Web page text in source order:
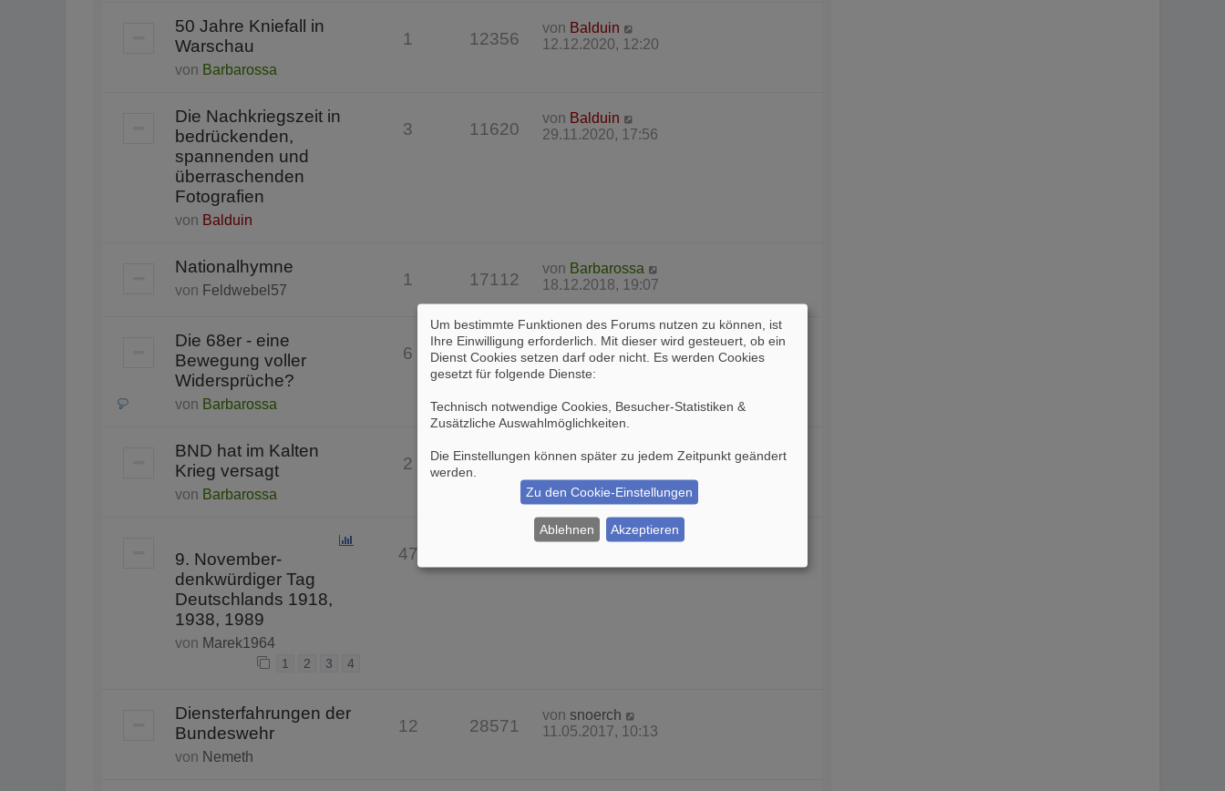
50 Jahre Kniefall in
Warschau
von Barbarossa
1 12356
von Balduin
12.12.2020, 12:20
Die Nachkriegszeit in
bedrückenden,
spannenden und
überraschenden
Fotografien
von Balduin
3 11620
von Balduin
29.11.2020, 17:56
Nationalhymne
von Feldwebel57
1 17112
von Barbarossa
18.12.2018, 19:07
Die 68er - eine
Bewegung voller
Widersprüche?
von Barbarossa
6 18596
vonBarbarossa
26.04.2018, 20:24
BND hat im Kalten
Krieg versagt
von Barbarossa
2 17487
vonBarbarossa
9. November-
denkwürdiger Tag
Deutschlands 1918,
1938, 1989
von Marek1964
1 2 3 4
47
vonBarbarossa
Diensterfahrungen der
Bundeswehr
von Nemeth
12 28571
von snoerch
11.05.2017, 10:13
Um bestimmte Funktionen des Forums nutzen zu können, ist
Ihre Einwilligung erforderlich. Mit dieser wird gesteuert, ob ein
Dienst Cookies setzen darf oder nicht. Es werden Cookies
gesetzt für folgende Dienste:
Technisch notwendige Cookies, Besucher-Statistiken &
Zusätzliche Auswahlmöglichkeiten
Die Einstellungen können später zu jedem Zeitpunkt geändert
werden.
Zu den Cookie-Einstellungen
Ablehnen Akzeptieren